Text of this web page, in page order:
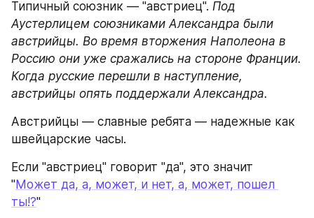
Типичный союзник — "австриец". Под
Аустерлицем союзниками Александра были
австрийцы. Во время вторжения Наполеона в
Россию они уже сражались на стороне Франции.
Когда русские перешли в наступление,
австрийцы опять поддержали Александра.
Австрийцы — славные ребята — надежные как
швейцарские часы.
Если "австриец" говорит "да", это значит
"Может да, а, может, и нет, а, может, пошел
ты!?"